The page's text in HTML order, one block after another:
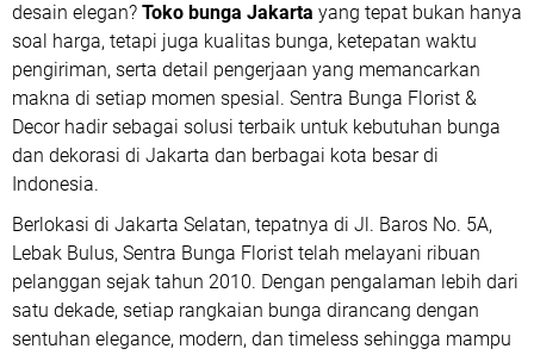
desain elegan? Toko bunga Jakarta yang tepat bukan hanya
soal harga, tetapi juga kualitas bunga, ketepatan waktu
pengiriman, serta detail pengerjaan yang memancarkan
makna di setiap momen spesial. Sentra Bunga Florist &
Decor hadir sebagai solusi terbaik untuk kebutuhan bunga
dan dekorasi di Jakarta dan berbagai kota besar di
Indonesia.
Berlokasi di Jakarta Selatan, tepatnya di Jl. Baros No. 5A,
Lebak Bulus, Sentra Bunga Florist telah melayani ribuan
pelanggan sejak tahun 2010. Dengan pengalaman lebih dari
satu dekade, setiap rangkaian bunga dirancang dengan
sentuhan elegance, modern, dan timeless sehingga mampu